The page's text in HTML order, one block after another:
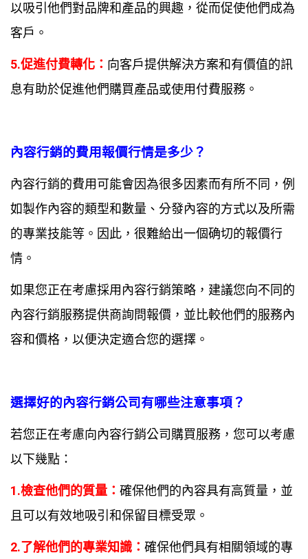
以吸引他們對品牌和產品的興趣，從而促使他們成為
客戶。
5.促進付費轉化： 向客戶提供解決方案和有價值的訊
息有助於促進他們購買產品或使用付費服務。
內容行銷的費用報價行情是多少？
內容行銷的費用可能會因為很多因素而有所不同，例
如製作內容的類型和數量、分發內容的方式以及所需
的專業技能等。因此，很難給出一個确切的報價行
情。
如果您正在考慮採用內容行銷策略，建議您向不同的
內容行銷服務提供商詢問報價，並比較他們的服務內
容和價格，以便決定適合您的選擇。
選擇好的內容行銷公司有哪些注意事項？
若您正在考慮向內容行銷公司購買服務，您可以考慮
以下幾點：
1.檢查他們的質量： 確保他們的內容具有高質量，並
且可以有效地吸引和保留目標受眾。
2.了解他們的專業知識： 確保他們具有相關領域的專